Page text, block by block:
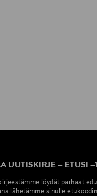
UUTISKIRJE – ETUSI –
löydät parhaat
lähetämme sinulle